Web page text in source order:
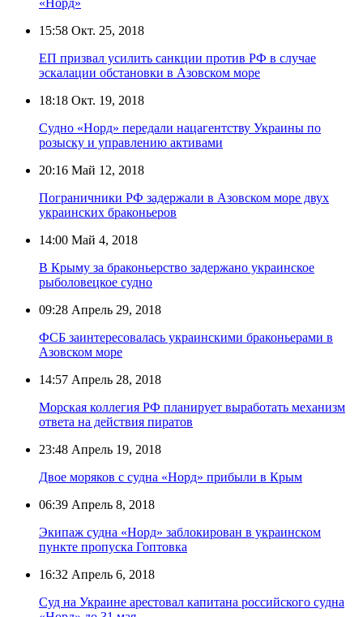
«Норд»
15:58 Окт. 25, 2018
ЕП призвал усилить санкции против РФ в случае
эскалации обстановки в Азовском море
18:18 Окт. 19, 2018
Судно «Норд» передали нацагентству Украины по
розыску и управлению активами
20:16 Май 12, 2018
Пограничники РФ задержали в Азовском море двух
украинских браконьеров
14:00 Май 4, 2018
В Крыму за браконьерство задержано украинское
рыболовецкое судно
09:28 Апрель 29, 2018
ФСБ заинтересовалась украинскими браконьерами в
Азовском море
14:57 Апрель 28, 2018
Морская коллегия РФ планирует выработать механизм
ответа на действия пиратов
23:48 Апрель 19, 2018
Двое моряков с судна «Норд» прибыли в Крым
06:39 Апрель 8, 2018
Экипаж судна «Норд» заблокирован в украинском
пункте пропуска Гоптовка
16:32 Апрель 6, 2018
Суд на Украине арестовал капитана российского судна